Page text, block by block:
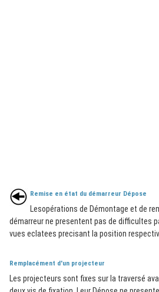
Remise en état du démarreur Dépose
Lesopérations de Démontage et de
démarreur ne presentent pas de difficultes
vues eclatees precisant la position
Remplacément d'un projecteur
Les projecteurs sont fixes sur la traversé